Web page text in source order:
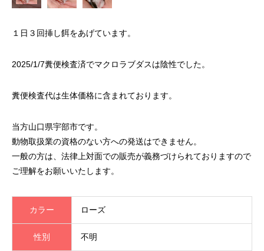
１日３回挿し餌をあげています。
2025/1/7糞便検査済でマクロラブダスは陰性でした。
糞便検査代は生体価格に含まれております。
当方山口県宇部市です。
動物取扱業の資格のない方への発送はできません。
一般の方は、法律上対面での販売が義務づけられておりますので
ご理解をお願いいたします。
カラー ローズ
性別 不明